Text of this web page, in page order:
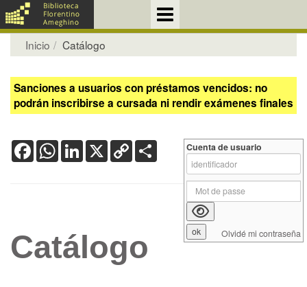
Inicio Catálogo
Sanciones a usuarios con préstamos vencidos: no
podrán inscribirse a cursada ni rendir exámenes finales
FacebookWhatsApp
LinkedIn
X Copy
Link
Catálogo
Cuenta de usuario
Olvidé mi contraseña